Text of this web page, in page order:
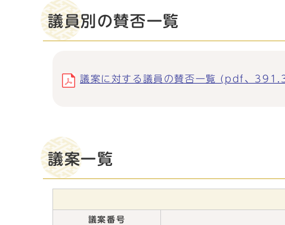
議員別の賛否一覧
議案に対する議員の賛否一覧 (pdf、
議案一覧
議案番号